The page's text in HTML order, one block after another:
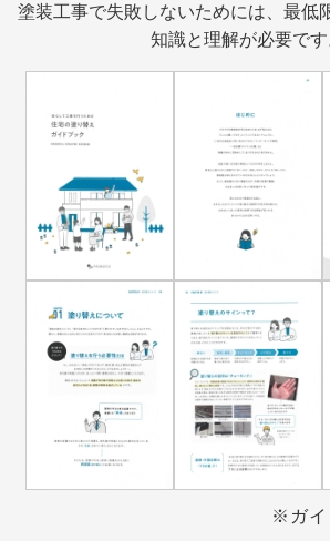
塗装工事で失敗しないためには、最低
知識と理解が必要です
※ガイ